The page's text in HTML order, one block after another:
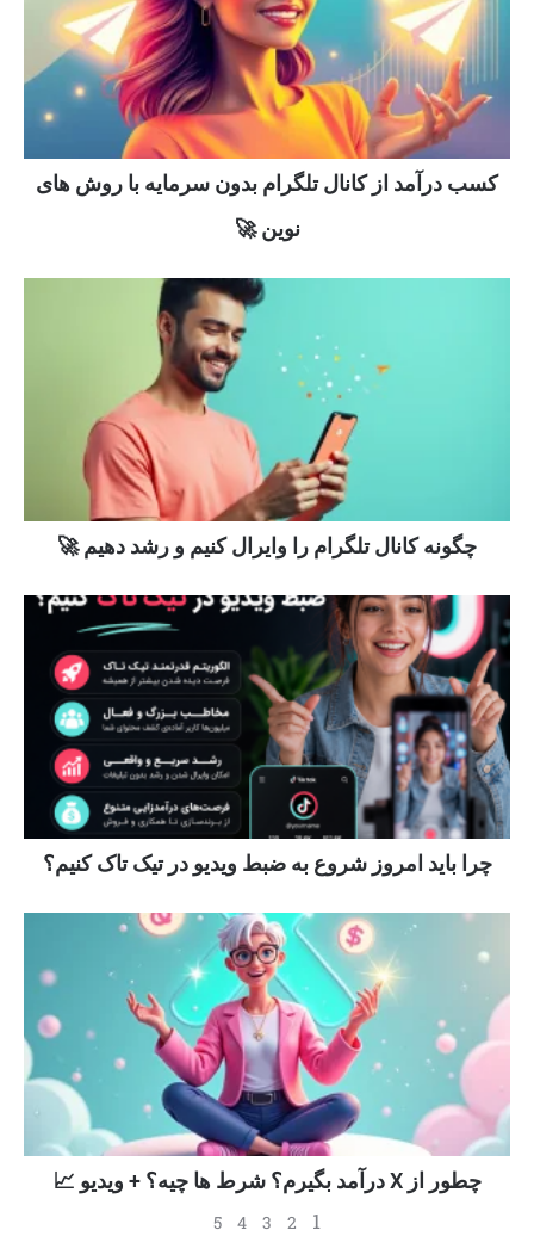
کسب درآمد از کانال تلگرام بدون سرمایه با روش های
نوین 🚀
چگونه کانال تلگرام را وایرال کنیم و رشد دهیم 🚀
چرا باید امروز شروع به ضبط ویدیو در تیک تاک کنیم؟
چطور از X درآمد بگیرم؟ شرط ها چیه؟ + ویدیو 📈
1
2
3
4
5